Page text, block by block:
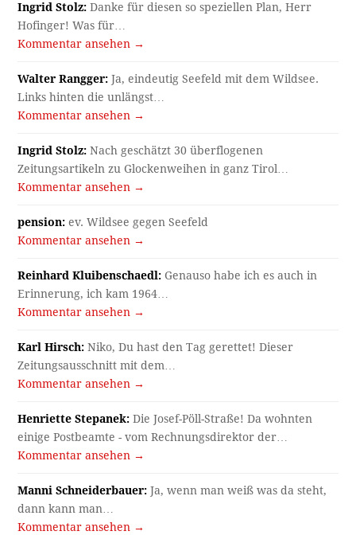
Ingrid Stolz: Danke für diesen so speziellen Plan, Herr
Hofinger! Was für…
Kommentar ansehen →
Walter Rangger: Ja, eindeutig Seefeld mit dem Wildsee.
Links hinten die unlängst…
Kommentar ansehen →
Ingrid Stolz: Nach geschätzt 30 überflogenen
Zeitungsartikeln zu Glockenweihen in ganz Tirol…
Kommentar ansehen →
pension: ev. Wildsee gegen Seefeld
Kommentar ansehen →
Reinhard Kluibenschaedl: Genauso habe ich es auch in
Erinnerung, ich kam 1964…
Kommentar ansehen →
Karl Hirsch: Niko, Du hast den Tag gerettet! Dieser
Zeitungsausschnitt mit dem…
Kommentar ansehen →
Henriette Stepanek: Die Josef-Pöll-Straße! Da wohnten
einige Postbeamte - vom Rechnungsdirektor der…
Kommentar ansehen →
Manni Schneiderbauer: Ja, wenn man weiß was da steht,
dann kann man…
Kommentar ansehen →